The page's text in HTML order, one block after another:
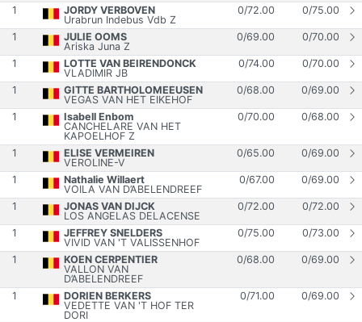
1
JORDY VERBOVEN
Urabrun Indebus Vdb Z
0/72.00 0/75.00
1
JULIE OOMS
Ariska Juna Z
0/69.00 0/70.00
1
LOTTE VAN BEIRENDONCK
VLADIMIR JB
0/74.00 0/70.00
1
GITTE BARTHOLOMEEUSEN
VEGAS VAN HET EIKEHOF
0/68.00 0/69.00
1
Isabell Enbom
CANCHELARE VAN HET
KAPOELHOF Z
0/70.00 0/68.00
1
ELISE VERMEIREN
VEROLINE-V
0/65.00 0/69.00
1
Nathalie Willaert
VOILA VAN D’ABELENDREEF
0/67.00 0/69.00
1
JONAS VAN DIJCK
LOS ANGELAS DELACENSE
0/72.00 0/72.00
1
JEFFREY SNELDERS
VIVID VAN 'T VALISSENHOF
0/75.00 0/73.00
1
KOEN CERPENTIER
VALLON VAN
D’ABELENDREEF
0/68.00 0/69.00
1
DORIEN BERKERS
VEDETTE VAN 'T HOF TER
DORI
0/71.00 0/69.00